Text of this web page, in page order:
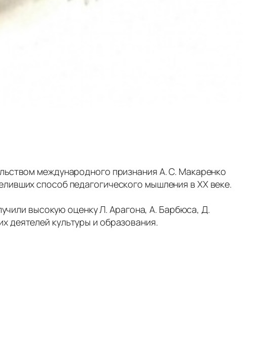
международного признания А. С. Макаренко
способ педагогического мышления в ХХ веке.
высокую оценку Л. Арагона, А. Барбюса, Д.
деятелей культуры и образования.